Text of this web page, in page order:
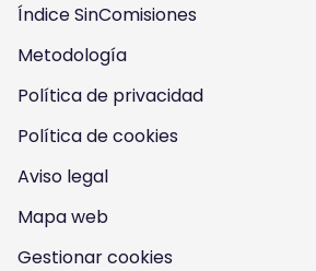
s
o
n
n
s
s
o
n
o
u
s
o
n
a
c
s
n
i
Índice SinComisiones
Metodología
Política de privacidad
Política de cookies
Aviso legal
Mapa web
Gestionar cookies